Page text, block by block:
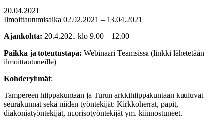
20.04.2021
Ilmoittautumisaika 02.02.2021 – 13.04.2021
Ajankohta: 20.4.2021 klo 9.00 – 12.00
Paikka ja toteutustapa: Webinaari Teamsissa (linkki lähetetään
ilmoittautuneille)
Kohderyhmät:
Tampereen hiippakuntaan ja Turun arkkihiippakuntaan kuuluvat
seurakunnat sekä niiden työntekijät: Kirkkoherrat, papit,
diakoniatyöntekijät, nuorisotyöntekijät ym. kiinnostuneet.